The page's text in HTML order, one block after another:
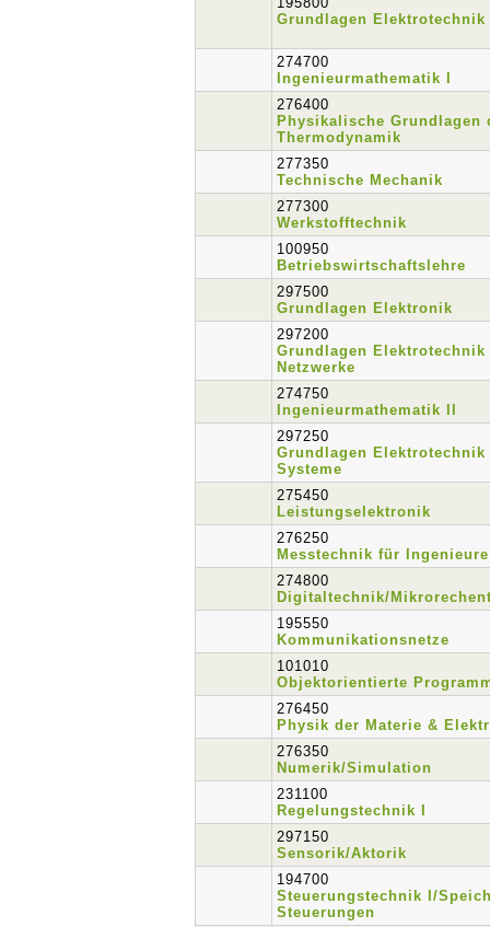
Grundlagen
274700
Ingenieurmathematik I
276400
Physikalische Grundlagen
Thermodynamik
277350
Technische Mechanik
277300
Werkstofftechnik
100950
Betriebswirtschaftslehre
297500
Grundlagen Elektronik
297200
Grundlagen
Netzwerke
274750
Ingenieurmathematik II
297250
Grundlagen
Systeme
275450
Leistungselektronik
276250
Messtechnik für Ingenieure
274800
Digitaltechnik/
195550
Kommunikationsnetze
101010
Objektorientierte
276450
Physik der Materie &
276350
Numerik/Simulation
231100
Regelungstechnik I
297150
Sensorik/Aktorik
194700
Steuerungstechnik I/
Steuerungen